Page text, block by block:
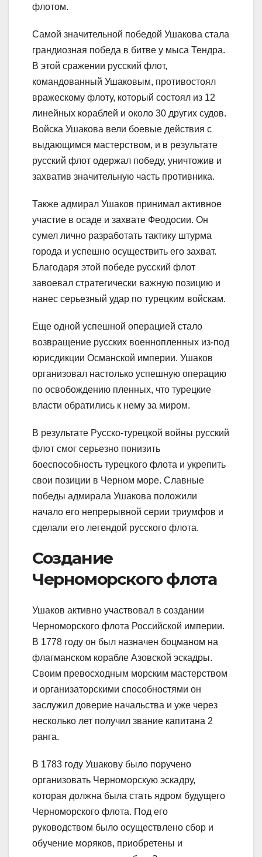
флотом.
Самой значительной победой Ушакова стала
грандиозная победа в битве у мыса Тендра.
В этой сражении русский флот,
командованный Ушаковым, противостоял
вражескому флоту, который состоял из 12
линейных кораблей и около 30 других судов.
Войска Ушакова вели боевые действия с
выдающимся мастерством, и в результате
русский флот одержал победу, уничтожив и
захватив значительную часть противника.
Также адмирал Ушаков принимал активное
участие в осаде и захвате Феодосии. Он
сумел лично разработать тактику штурма
города и успешно осуществить его захват.
Благодаря этой победе русский флот
завоевал стратегически важную позицию и
нанес серьезный удар по турецким войскам.
Еще одной успешной операцией стало
возвращение русских военнопленных из-под
юрисдикции Османской империи. Ушаков
организовал настолько успешную операцию
по освобождению пленных, что турецкие
власти обратились к нему за миром.
В результате Русско-турецкой войны русский
флот смог серьезно понизить
боеспособность турецкого флота и укрепить
свои позиции в Черном море. Славные
победы адмирала Ушакова положили
начало его непрерывной серии триумфов и
сделали его легендой русского флота.
Создание
Черноморского флота
Ушаков активно участвовал в создании
Черноморского флота Российской империи.
В 1778 году он был назначен боцманом на
флагманском корабле Азовской эскадры.
Своим превосходным морским мастерством
и организаторскими способностями он
заслужил доверие начальства и уже через
несколько лет получил звание капитана 2
ранга.
В 1783 году Ушакову было поручено
организовать Черноморскую эскадру,
которая должна была стать ядром будущего
Черноморского флота. Под его
руководством было осуществлено сбор и
обучение моряков, приобретены и